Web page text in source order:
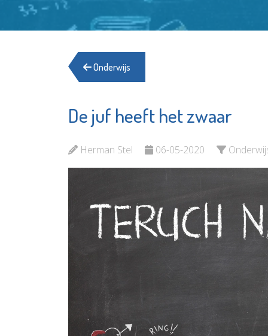
Onderwijs
De juf heeft het zwaar
Herman Stel 06-05-2020
Het Goed
Bekijk de pagina Bekijk